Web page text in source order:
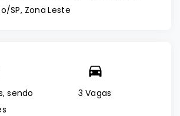
SP, Zona Leste
sendo
3 Vagas